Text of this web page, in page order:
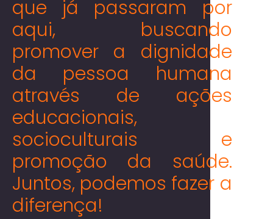
que já passaram por
aqui, buscando
promover a dignidade
da pessoa humana
através de ações
educacionais,
socioculturais e
promoção da saúde.
Juntos, podemos fazer a
diferença!